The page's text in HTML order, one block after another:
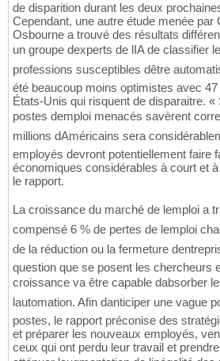
de disparition durant les deux
Cependant, une autre étude menée par
Osbourne a trouvé des résultats
un groupe dexperts de lIA de classifier
professions susceptibles dêtre
été beaucoup moins optimistes avec
États-Unis qui risquent de disparaitre.
postes demploi menacés savèrent
millions dAméricains sera
employés devront potentiellement faire
économiques considérables à court et
le rapport.
La croissance du marché de lemploi a
compensé 6 % de pertes de lemploi
de la réduction ou la fermeture
question que se posent les chercheurs
croissance va être capable dabsorber
lautomation. Afin danticiper une vague
postes, le rapport préconise des
et préparer les nouveaux employés,
ceux qui ont perdu leur travail et